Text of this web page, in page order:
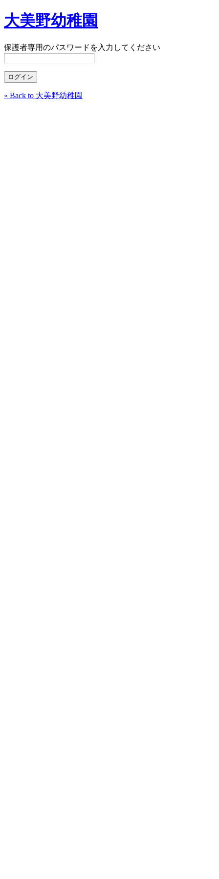
大美野幼稚園
保護者専用のパスワードを入力してください
« Back to 大美野幼稚園